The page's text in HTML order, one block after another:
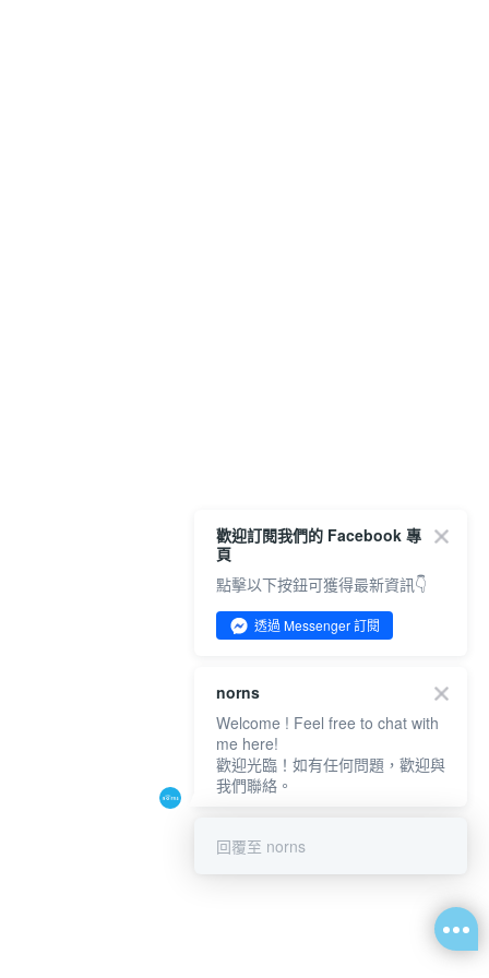
歡迎訂閱我們的 Facebook 專
頁
點擊以下按鈕可獲得最新資訊👇
透過 Messenger 訂閱
norns
Welcome ! Feel free to chat with
me here!
歡迎光臨！如有任何問題，歡迎與
我們聯絡。
回覆至 norns